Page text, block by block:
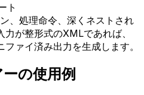
ト
、処理命令、深くネストされ
が整形式のXMLであれば、
ァイ済み出力を生成します。
の使用例